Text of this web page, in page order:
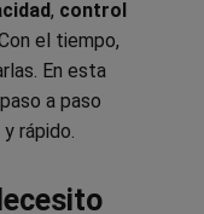
, control
Con el tiempo,
En esta
a paso
rápido.